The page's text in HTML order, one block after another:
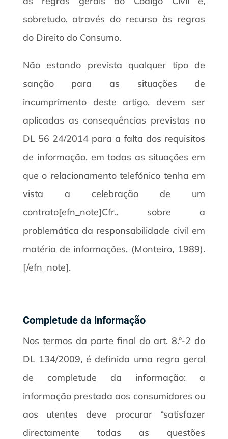
sobretudo, através do recurso às regras
do Direito do Consumo.
Não estando prevista qualquer tipo de
sanção para as situações de
incumprimento deste artigo, devem ser
aplicadas as consequências previstas no
DL 56 24/2014 para a falta dos requisitos
de informação, em todas as situações em
que o relacionamento telefónico tenha em
vista a celebração de um
contrato[efn_note]Cfr., sobre a
problemática da responsabilidade civil em
matéria de informações, (Monteiro, 1989).
[/efn_note].
Completude da informação
Nos termos da parte final do art. 8.º-2 do
DL 134/2009, é definida uma regra geral
de completude da informação: a
informação prestada aos consumidores ou
aos utentes deve procurar “satisfazer
directamente todas as questões